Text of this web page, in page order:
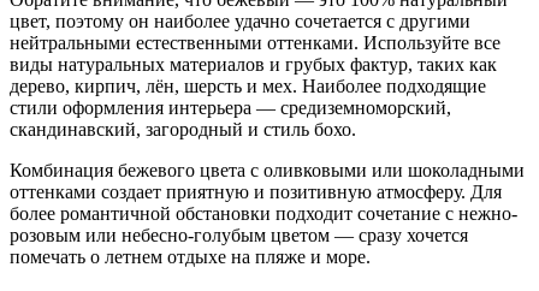
цвет, поэтому он наиболее удачно сочетается с другими
нейтральными естественными оттенками. Используйте все
виды натуральных материалов и грубых фактур, таких как
дерево, кирпич, лён, шерсть и мех. Наиболее подходящие
стили оформления интерьера — средиземноморский,
скандинавский, загородный и стиль бохо.
Комбинация бежевого цвета с оливковыми или шоколадными
оттенками создает приятную и позитивную атмосферу. Для
более романтичной обстановки подходит сочетание с нежно-
розовым или небесно-голубым цветом — сразу хочется
помечать о летнем отдыхе на пляже и море.